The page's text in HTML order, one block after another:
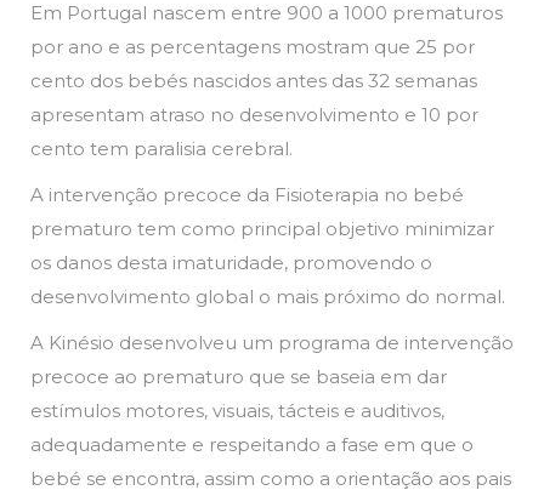
Em Portugal nascem entre 900 a 1000 prematuros
por ano e as percentagens mostram que 25 por
cento dos bebés nascidos antes das 32 semanas
apresentam atraso no desenvolvimento e 10 por
cento tem paralisia cerebral.
A intervenção precoce da Fisioterapia no bebé
prematuro tem como principal objetivo minimizar
os danos desta imaturidade, promovendo o
desenvolvimento global o mais próximo do normal.
A Kinésio desenvolveu um programa de intervenção
precoce ao prematuro que se baseia em dar
estímulos motores, visuais, tácteis e auditivos,
adequadamente e respeitando a fase em que o
bebé se encontra, assim como a orientação aos pais